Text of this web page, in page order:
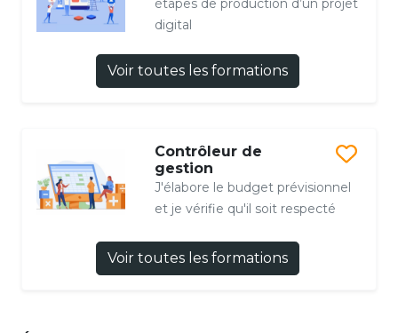
étapes de production d’un projet
digital
Voir toutes les formations
Contrôleur de
gestion
J'élabore le budget prévisionnel
et je vérifie qu'il soit respecté
Voir toutes les formations